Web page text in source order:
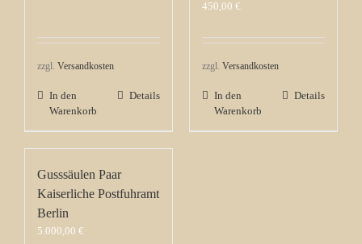
zzgl. Versandkosten
In den
Warenkorb
Details
450,00 €
zzgl. Versandkosten
In den
Warenkorb
Details
Gusssäulen Paar
Kaiserliche Postfuhramt
Berlin
5.000,00 €